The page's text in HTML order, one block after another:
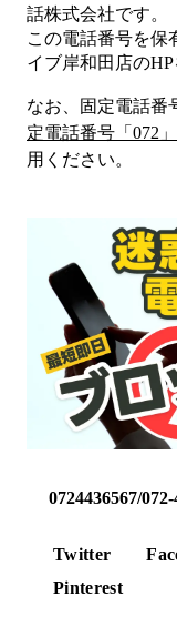
話株式会社です。
この電話番号を保
イブ岸和田店のHP
なお、固定電話番
定電話番号「 072
用ください。
0724436567/
Twitter
Pinterest